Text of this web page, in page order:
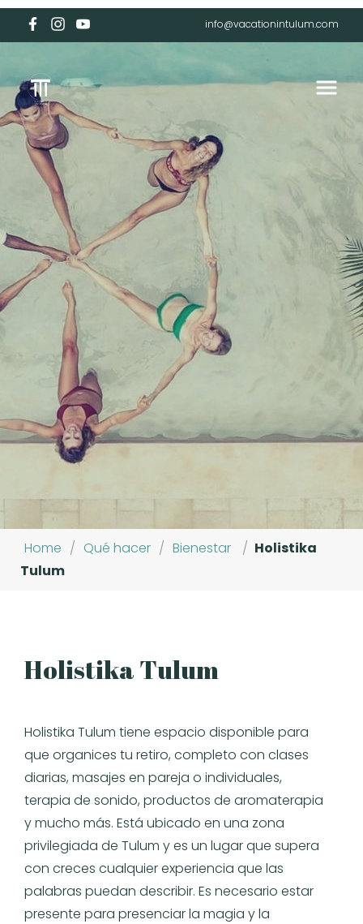
info@vacationintulum.com
Home / Qué hacer / Bienestar / Holistika
Tulum
Holistika Tulum
Holistika Tulum tiene espacio disponible para
que organices tu retiro, completo con clases
diarias, masajes en pareja o individuales,
terapia de sonido, productos de aromaterapia
y mucho más. Está ubicado en una zona
privilegiada de Tulum y es un lugar que supera
con creces cualquier experiencia que las
palabras puedan describir. Es necesario estar
presente para presenciar la magia y la